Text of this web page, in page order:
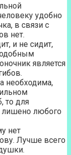
удобно
в связи с
нет.
и не сидит,
является
необходима,
то для
лишено любого
нет
Лучше всего